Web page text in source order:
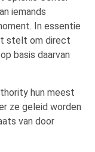
iemands
In essentie
stelt om direct
basis daarvan
hun meest
ze geleid worden
van door